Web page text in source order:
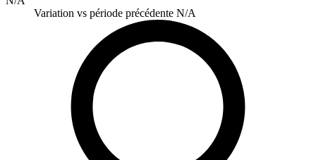
Variation vs période précédente N/A